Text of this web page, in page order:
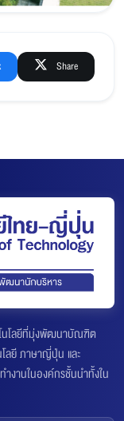
Share
นโลยีที่มุ่งพัฒนาบัณฑิต
ลยี ภาษาญี่ปุ่น และ
งานในองค์กรชั้นนำทั้งใน